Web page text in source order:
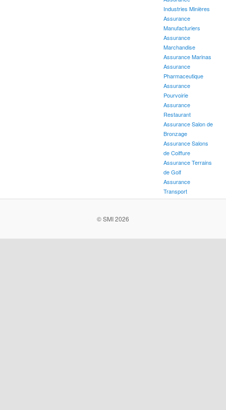
Industries Minières
Assurance
Manufacturiers
Assurance
Marchandise
Assurance Marinas
Assurance
Pharmaceutique
Assurance
Pourvoirie
Assurance
Restaurant
Assurance Salon de
Bronzage
Assurance Salons
de Coiffure
Assurance Terrains
de Golf
Assurance
Transport
© SMI 2026